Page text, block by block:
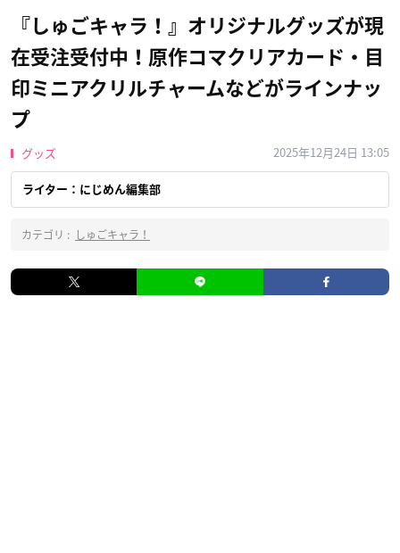
『しゅごキャラ！』オリジナルグッズが現
在受注受付中！原作コマクリアカード・目
印ミニアクリルチャームなどがラインナッ
プ
グッズ 2025年12月24日 13:05
ライター：にじめん編集部
カテゴリ : しゅごキャラ！